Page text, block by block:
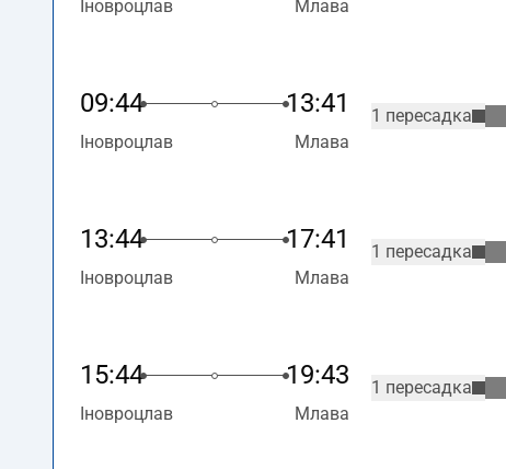
Іновроцлав Млава
09:44 13:41
Іновроцлав Млава
1 пересадка
13:44 17:41
Іновроцлав Млава
1 пересадка
15:44 19:43
Іновроцлав Млава
1 пересадка